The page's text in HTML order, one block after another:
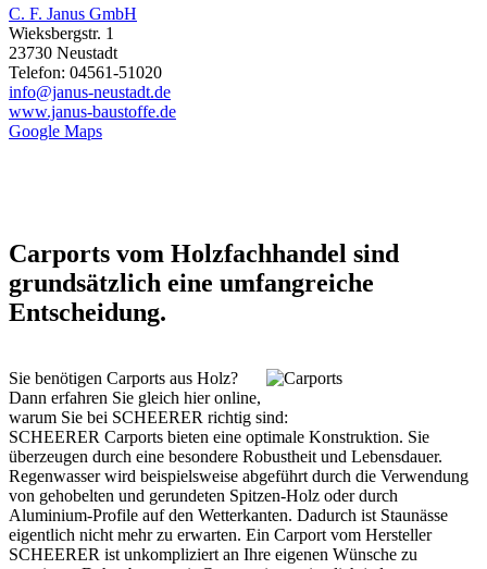
C. F. Janus GmbH
Wieksbergstr. 1
23730 Neustadt
Telefon: 04561-51020
info@janus-neustadt.de
www.janus-baustoffe.de
Google Maps
Carports vom Holzfachhandel sind
grundsätzlich eine umfangreiche
Entscheidung.
Sie benötigen Carports aus Holz?
Dann erfahren Sie gleich hier online,
warum Sie bei SCHEERER richtig sind:
SCHEERER Carports bieten eine optimale Konstruktion. Sie
überzeugen durch eine besondere Robustheit und Lebensdauer.
Regenwasser wird beispielsweise abgeführt durch die Verwendung
von gehobelten und gerundeten Spitzen-Holz oder durch
Aluminium-Profile auf den Wetterkanten. Dadurch ist Staunässe
eigentlich nicht mehr zu erwarten. Ein Carport vom Hersteller
SCHEERER ist unkompliziert an Ihre eigenen Wünsche zu